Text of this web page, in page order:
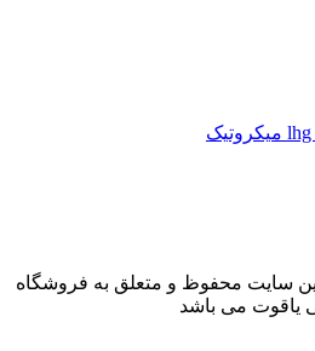
سایت محفوظ و متعلق به فروشگاه
یاقوت می باشد